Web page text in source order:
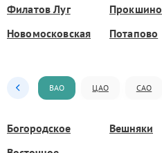
Филатов Луг
Прокшино
Новомосковская
Потапово
ВАО ЦАО САО
Богородское Вешняки